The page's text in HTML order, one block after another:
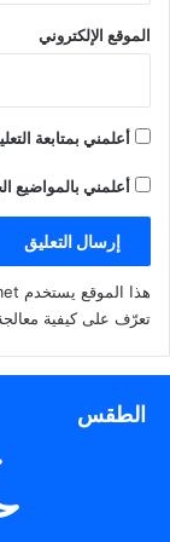
دون الحاجة إلى
ذلك.
وفي حال ثبوت عدم
بإجماع اللجنة
قبل مجلس
ممن يستلزم علاجه
الواجب توافرها
(المادة السابعة):
يرغب في الدخول
إلحاقها بالأجنحة
وفي حالة إحضار
بالإدمان
دخوله إذا ثبت
الموقع الإلكتروني
أعلمني بمتابعة
أعلمني بالمواضيع
هذا الموقع يستخدم Akismet للحدّ من التعليقات المزعجة والغير مرغوبة.
تعرّف على كيفية
الطقس